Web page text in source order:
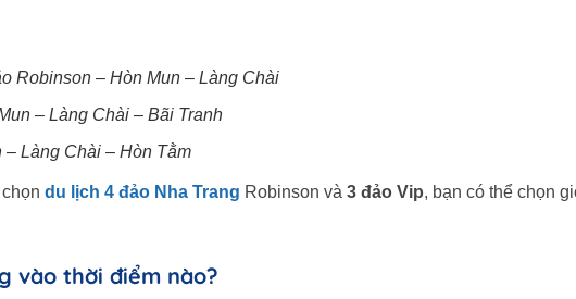
Robinson – Hòn Mun – Làng Chài
– Làng Chài – Bãi Tranh
– Làng Chài – Hòn Tằm
du lịch 4 đảo Nha Trang Robinson và 3 đảo Vip, bạn có thể chọn
vào thời điểm nào?